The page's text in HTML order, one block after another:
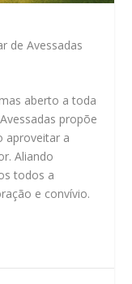
de Avessadas
aberto a toda
propõe
aproveitar a
Aliando
todos a
e convívio.